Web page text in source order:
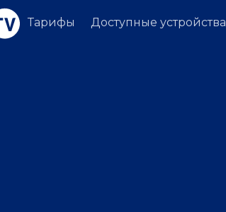
Тарифы Доступные устройства